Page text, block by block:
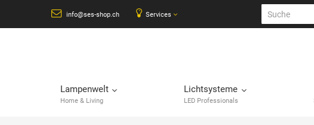
info@ses-shop.ch Services
Lampenwelt
Home & Living
Lichtsysteme
LED Professionals